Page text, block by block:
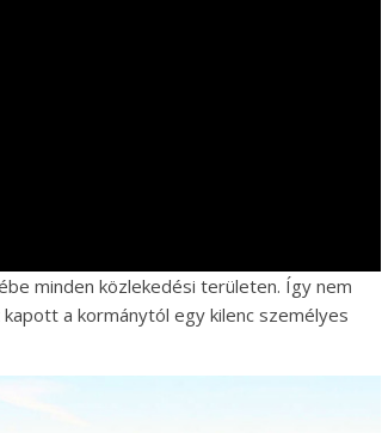
minden közlekedési területen. Így nem
a kormánytól egy kilenc személyes